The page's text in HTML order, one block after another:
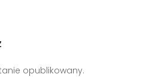
opublikowany.